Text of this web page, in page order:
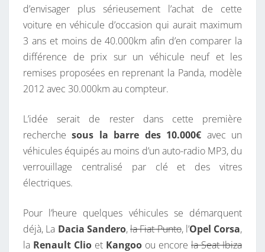
!
d’envisager plus sérieusement l’achat de cette
voiture en véhicule d’occasion qui aurait maximum
3 ans et moins de 40.000km afin d’en comparer la
différence de prix sur un véhicule neuf et les
remises proposées en reprenant la Panda, modèle
2012 avec 30.000km au compteur.
L’idée serait de rester dans cette première
recherchesous la barre des 10.000€ avec un
véhicules équipés au moins d’un auto-radio MP3, du
verrouillage centralisé par clé et des vitres
électriques.
Pour l’heure quelques véhicules se démarquent
déjà, La Dacia Sandero,la Fiat Punto, l’Opel Corsa,
la Renault Clio et Kangoo ou encore la Seat Ibiza